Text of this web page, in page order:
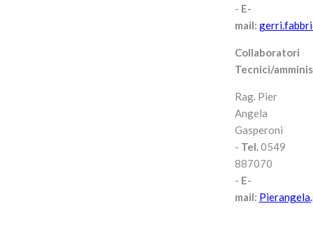
- E-
mail:
Collaboratori
Tecnici/
Rag. Pier
Angela
Gasperoni
- Tel.0549
887070
- E-
mail: